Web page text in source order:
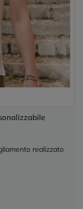
realizzato